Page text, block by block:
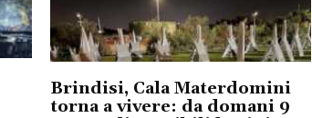
Brindisi, Cala Materdomini
torna a vivere: da domani 9